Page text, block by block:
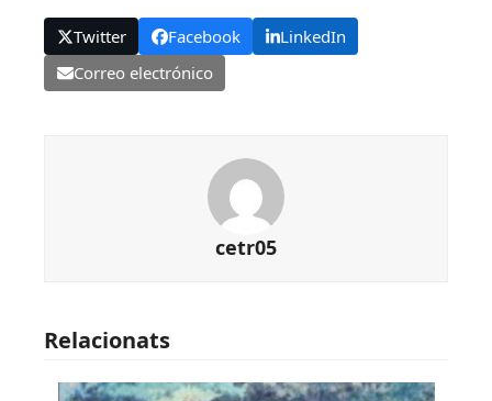
Twitter Facebook
LinkedIn
Correo electrónico
cetr05
Relacionats